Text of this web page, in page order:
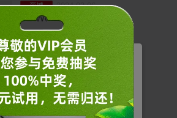
城
2024-03-06
NetWorker
咨询客服获取特惠价
城
2023-09-06
戴尔 EcoLoop Pro 双肩背包
CP5723
管理您的Cookie
型的 Cookie 来优化您的体验并启用
改善您的整体网页浏览体验。请注